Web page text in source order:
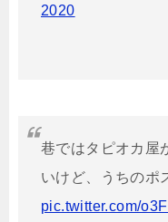
2020
巷ではタピオカ屋
いけど、うちのポ
pic.twitter.com/